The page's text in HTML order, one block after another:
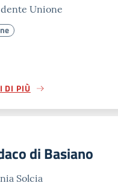
Unione
DI PIÙ
di Basiano
Solcia